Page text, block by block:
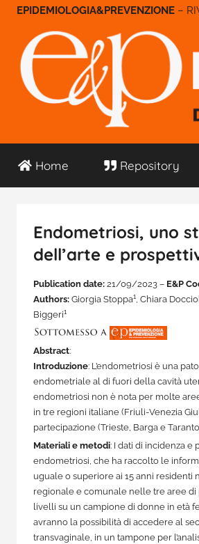
Salta
contenuto
–
E&P
Repository
Home Repository
Endometriosi, uno
dell’arte e
Publication date: 21/09/2023 – E&P
Authors: Giorgia Stoppa1 , Chiara
Biggeri1
Abstract:
Introduzione: L’endometriosi è una
endometriale al di fuori della cavità
endometriosi non è nota per molte
in tre regioni italiane (Friuli-Venezia
partecipazione (Trieste, Barga e
Materiali e metodi: I dati di incidenza e
endometriosi, che ha raccolto le
uguale o superiore ai 15 anni residenti
regionale e comunale nelle tre aree
livelli su un campione di donne in età
avranno la possibilità di accedere al
transvaginale, in un tampone per